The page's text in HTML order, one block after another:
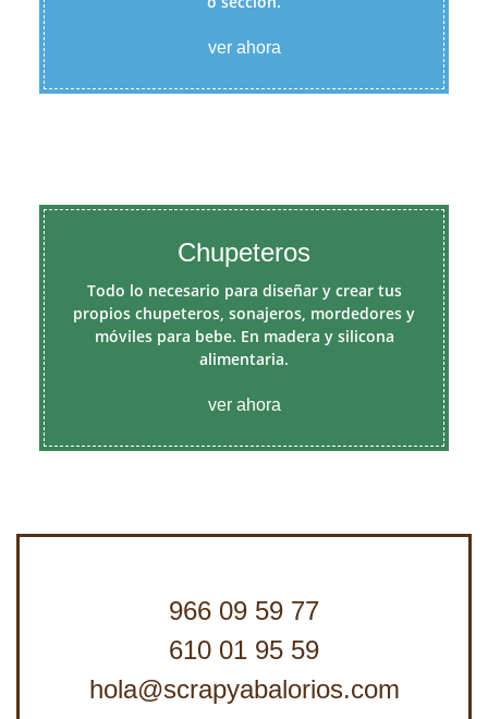
ver ahora
Chupeteros
Todo lo necesario para diseñar y crear tus
propios chupeteros, sonajeros, mordedores y
móviles para bebe. En madera y silicona
alimentaria.
ver ahora
966 09 59 77
610 01 95 59
hola@scrapyabalorios.com